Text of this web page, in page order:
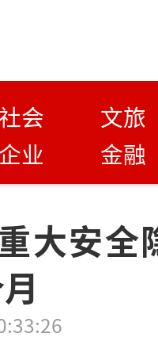
社会 文旅
企业 金融
大安全